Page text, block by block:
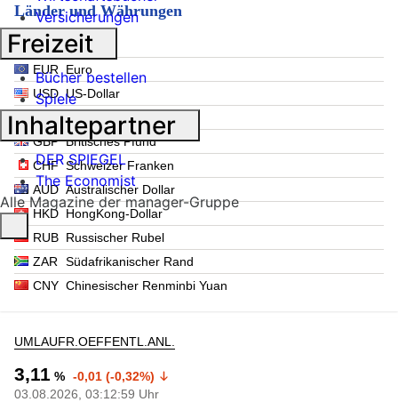
Länder und Währungen
EUR Euro
USD US-Dollar
JPY
Japanischer Yen
GBP Britisches Pfund
CHF Schweizer Franken
AUD Australischer Dollar
HKD HongKong-Dollar
RUB Russischer Rubel
ZAR Südafrikanischer Rand
CNY Chinesischer Renminbi Yuan
UMLAUFR.OEFFENTL.ANL.
3,11 % -0,01 (-0,32%)
03.08.2026, 03:12:59 Uhr
Versicherungen
Freizeit
Bücher bestellen
Spiele
Inhaltepartner
DER SPIEGEL
The Economist
Alle Magazine der manager-Gruppe